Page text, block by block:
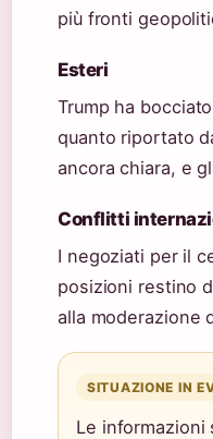
più fronti
Esteri
Trump ha
quanto riportato
ancora chiara, e
Conflitti
I negoziati per il
posizioni restino
alla moderazione
SITUAZIONE IN
Le informazioni